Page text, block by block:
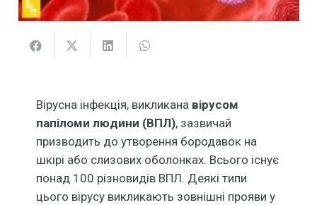
Вірусна інфекція, викликана вірусом
папіломи людини (ВПЛ), зазвичай
призводить до утворення бородавок на
шкірі або слизових оболонках. Всього існує
понад 100 різновидів ВПЛ. Деякі типи
цього вірусу викликають зовнішні прояви у